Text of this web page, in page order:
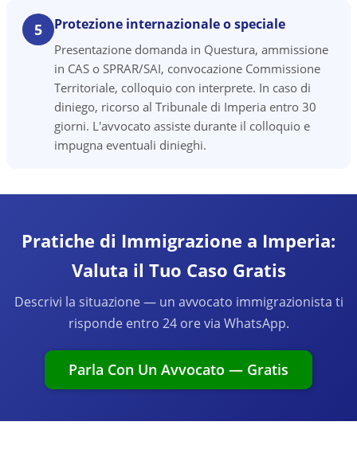
5 Protezione internazionale o speciale
Presentazione domanda in Questura, ammissione
in CAS o SPRAR/SAI, convocazione Commissione
Territoriale, colloquio con interprete. In caso di
diniego, ricorso al Tribunale di Imperia entro 30
giorni. L'avvocato assiste durante il colloquio e
impugna eventuali dinieghi.
Pratiche di Immigrazione a Imperia:
Valuta il Tuo Caso Gratis
Descrivi la situazione — un avvocato immigrazionista ti
risponde entro 24 ore via WhatsApp.
Parla Con Un Avvocato — Gratis